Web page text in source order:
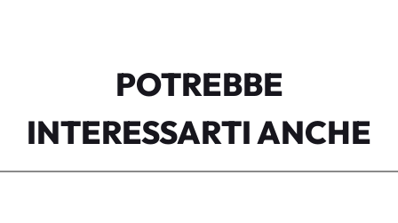
POTREBBE
INTERESSARTI ANCHE